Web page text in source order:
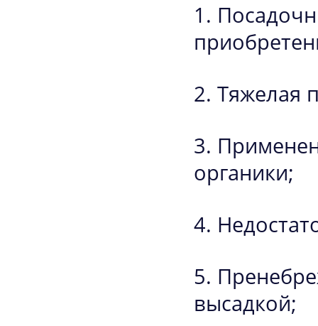
Тяжелая
органики;
высадкой;